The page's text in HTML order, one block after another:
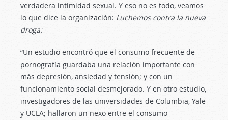
verdadera intimidad sexual. Y eso no es todo, veamos
lo que dice la organización: Luchemos contra la nueva
droga:
“Un estudio encontró que el consumo frecuente de
pornografía guardaba una relación importante con
más depresión, ansiedad y tensión; y con un
funcionamiento social desmejorado. Y en otro estudio,
investigadores de las universidades de Columbia, Yale
y UCLA; hallaron un nexo entre el consumo